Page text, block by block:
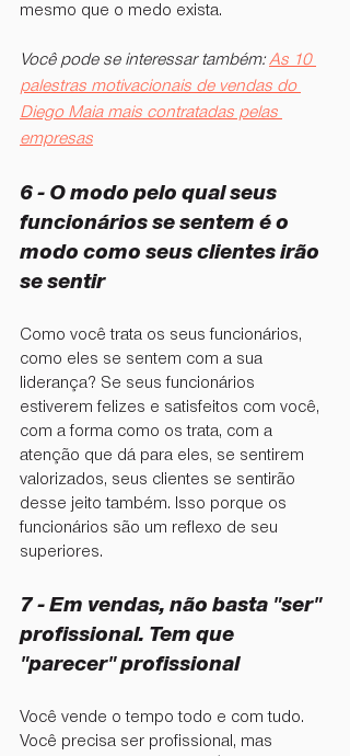
mesmo que o medo exista.
Você pode se interessar também: As 10
palestras motivacionais de vendas do
Diego Maia mais contratadas pelas
empresas
6 - ⁠O modo pelo qual seus
funcionários se sentem é o
modo como seus clientes irão
se sentir
Como você trata os seus funcionários,
como eles se sentem com a sua
liderança? Se seus funcionários
estiverem felizes e satisfeitos com você,
com a forma como os trata, com a
atenção que dá para eles, se sentirem
valorizados, seus clientes se sentirão
desse jeito também. Isso porque os
funcionários são um reflexo de seu
superiores.
7 - ⁠Em vendas, não basta "ser"
profissional. Tem que
"parecer" profissional
Você vende o tempo todo e com tudo.
Você precisa ser profissional, mas